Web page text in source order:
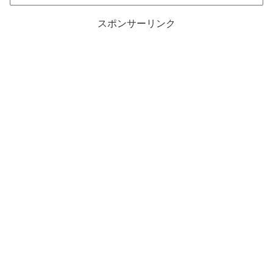
スポンサーリンク